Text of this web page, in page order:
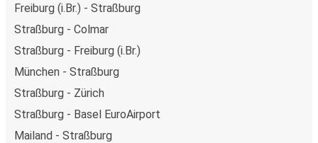
Freiburg (i.Br.) - Straßburg
Straßburg - Colmar
Straßburg - Freiburg (i.Br.)
München - Straßburg
Straßburg - Zürich
Straßburg - Basel EuroAirport
Mailand - Straßburg